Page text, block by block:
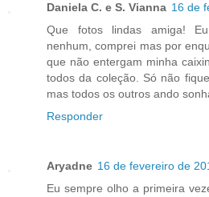
Daniela C. e S. Vianna 16 de
Que fotos lindas amiga!
nenhum, comprei mas por
que não entergam minha
todos da coleção. Só não
mas todos os outros ando
Responder
Aryadne 16 de fevereiro de
Eu sempre olho a primeira